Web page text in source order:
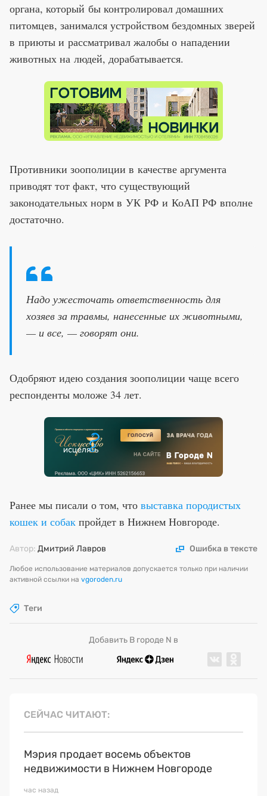
органа, который бы контролировал домашних
питомцев, занимался устройством бездомных зверей
в приюты и рассматривал жалобы о нападении
животных на людей, дорабатывается.
Противники зоополиции в качестве аргумента
приводят тот факт, что существующий
законодательных норм в УК РФ и КоАП РФ вполне
достаточно.
Надо ужесточать ответственность для
хозяев за травмы, нанесенные их животными,
— и все, — говорят они.
Одобряют идею создания зоополиции чаще всего
респонденты моложе 34 лет.
Ранее мы писали о том, что выставка породистых
кошек и собак пройдет в Нижнем Новгороде.
Автор: Дмитрий Лавров Ошибка в тексте
Любое использование материалов допускается только при наличии
активной ссылки на vgoroden.ru
Теги
Добавить В городе N в
СЕЙЧАС ЧИТАЮТ
Мэрия продает восемь объектов
недвижимости в Нижнем Новгороде
час назад